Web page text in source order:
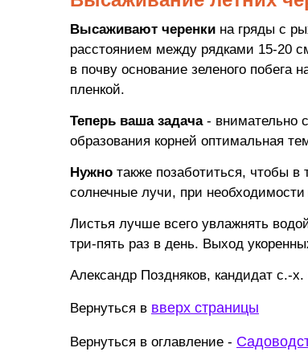
Высаживают черенки на гряды с
расстоянием между рядками 15-20
в почву основание зеленого
пленкой.
Теперь ваша задача- внимательно
образования корней оптимальная
Нужно также позаботиться, чтобы
солнечные лучи, при необходимости
Листья лучше всего увлажнять
три-пять раз в день. Выход
Александр Поздняков, кандидат с.-х.
Вернуться в вверх страницы
Вернуться в оглавление -